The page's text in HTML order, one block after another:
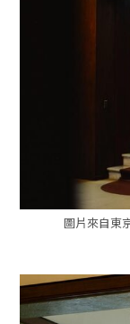
圖片來自東